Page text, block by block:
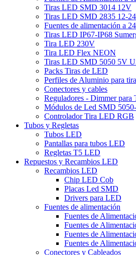
Tiras LED SMD 3014 12V
Tiras LED SMD 2835 12-
Fuentes de alimentación a
Tiras LED IP67-IP68
Tira LED 230V
Tira LED Flex NEON
Tiras LED SMD 5050 5V
Packs Tiras de LED
Perfiles de Aluminio para
Conectores y cables
Reguladores - Dimmer para
Módulos de Led SMD
Controlador Tira LED RGB
Tubos y Regletas
Tubos LED
Pantallas para tubos LED
Regletas T5 LED
Repuestos y Recambios LED
Recambios LED
Chip LED Cob
Placas Led SMD
Drivers para LED
Fuentes de alimentación
Fuentes de
Fuentes de
Fuentes de
Fuentes de
Conectores y Cableados